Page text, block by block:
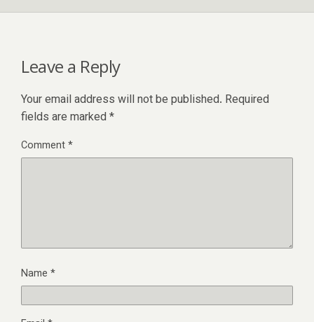
Leave a Reply
Your email address will not be published. Required
fields are marked *
Comment*
Name *